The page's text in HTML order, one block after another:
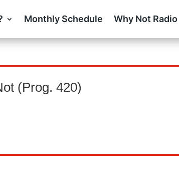
Monthly Schedule Why Not Radio
(Prog. 420)